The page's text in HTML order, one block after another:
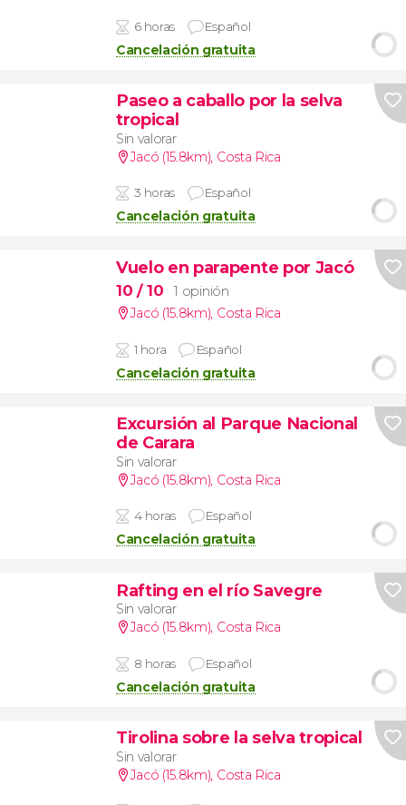
6 horas Español
Cancelación gratuita
Paseo a caballo por la selva
tropical
Sin valorar
Jacó (15.8km) Costa Rica
3 horas Español
Cancelación gratuita
Vuelo en parapente por Jacó
10 / 10
1 opinión
Jacó (15.8km), Costa Rica
1 hora Español
Cancelación gratuita
Excursión al Parque Nacional
de Carara
Sin valorar
Jacó (15.8km) Costa Rica
4 horas Español
Cancelación gratuita
Rafting en el río Savegre
Sin valorar
Jacó (15.8km), Costa Rica
8 horas Español
Cancelación gratuita
Tirolina sobre la selva tropical
Sin valorar
Jacó (15.8km) Costa Rica